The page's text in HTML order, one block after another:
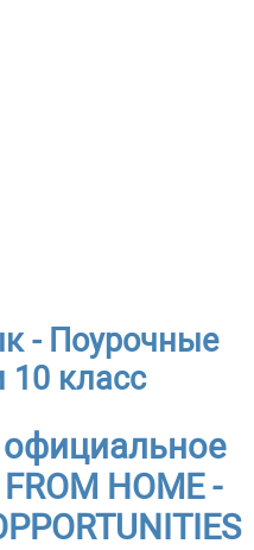
- Поурочные
10 класс
HOME -